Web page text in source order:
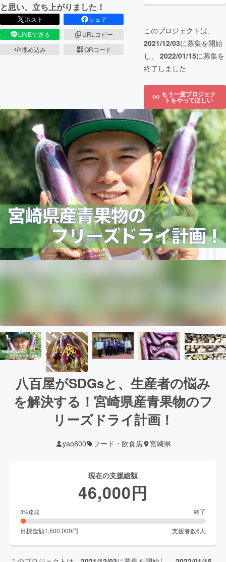
と思い、立ち上がりました！
ポスト
シェア
LINEで送る
URLコピー
埋め込み
QRコード
このプロジェクトは、
2021/12/03に募集を開始
し、 2022/01/15に募集を
終了しました
もう一度プロジェク
トをやってほしい
八百屋がSDGsと、生産者の悩み
を解決する！宮崎県産青果物のフ
リーズドライ計画！
yao800 フード・飲食店 宮崎県
現在の支援総額
46,000円
3%達成 終了
目標金額1,500,000円 支援者数6 人